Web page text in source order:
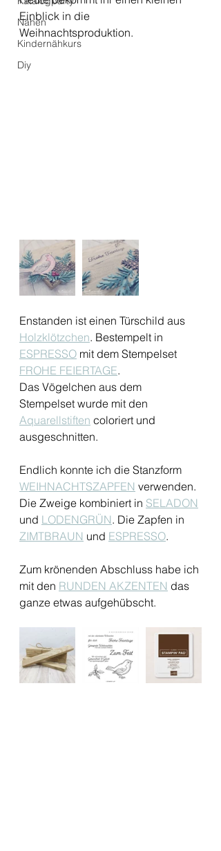
Nähen
Kindernähkurs
Diy
Einblick in die
Weihnachtsproduktion.
Enstanden ist einen Türschild aus
Holzklötzchen. Bestempelt in
ESPRESSO mit dem Stempelset
FROHE FEIERTAGE.
Das Vögelchen aus dem
Stempelset wurde mit den
Aquarellstiften coloriert und
ausgeschnitten.
Endlich konnte ich die Stanzform
WEIHNACHTSZAPFEN verwenden.
Die Zweige kombiniert in SELADON
und LODENGRÜN. Die Zapfen in
ZIMTBRAUN und ESPRESSO.
Zum krönenden Abschluss habe ich
mit den RUNDEN AKZENTEN das
ganze etwas aufgehübscht.